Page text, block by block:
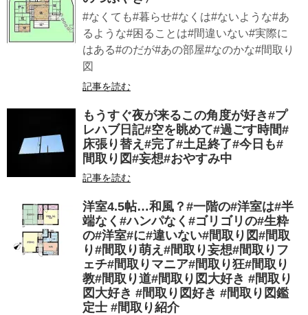
#なくても#暮らせ#なくは#ないような#あ
るような#困ることは#間違いない#実際に
はある#のだが#あの部屋#なのかな#間取り
図
記事を読む
もうすぐ夜が来るこの角度が好き#プ
レハブ日記#空を眺めて#過ごす時間#
床張り替え#完了#土足終了#今日も#
間取り図#妄想#おやすみ中
記事を読む
洋室4.5帖…和風？#一階の#洋室は#半
端なく#ハンパなく#ゴリゴリの#生粋
の#洋室#に#違いない#間取り図#間取
り#間取り萌え#間取り妄想#間取りフ
ェチ#間取りマニア#間取り狂#間取り
教#間取り道#間取り図大好き #間取り
図大好き #間取り図好き #間取り図鑑
定士 #間取り紹介